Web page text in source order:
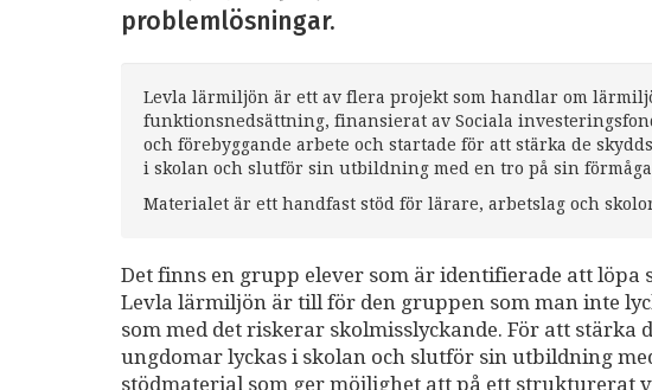
problemlösningar.
Levla lärmiljön är ett av flera projekt som handlar om
funktionsnedsättning, finansierat av Sociala
och förebyggande arbete och startade för att stärka de
i skolan och slutför sin utbildning med en tro på sin förmåga
Materialet är ett handfast stöd för lärare, arbetslag och
Det finns en grupp elever som är identifierade att
Levla lärmiljön är till för den gruppen som man inte
som med det riskerar skolmisslyckande. För att
ungdomar lyckas i skolan och slutför sin utbildning
stödmaterial som ger möjlighet att på ett strukturerat